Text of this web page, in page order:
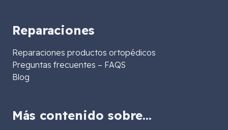
Reparaciones
Reparaciones productos ortopédicos
Preguntas frecuentes – FAQS
Blog
Más contenido sobre…